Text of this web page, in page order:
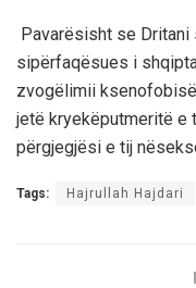
Pavarësisht se Dritani
sipërfaqësues i
zvogëlimii ksenofobisë
jetë kryekëputmeritë e
përgjegjësi e tij nëse
Tags: Hajrullah Hajdari